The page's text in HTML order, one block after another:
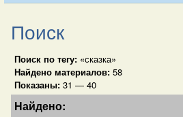
Поиск
Поиск по тегу: «сказка»
Найдено материалов: 58
Показаны: 31 — 40
Найдено: